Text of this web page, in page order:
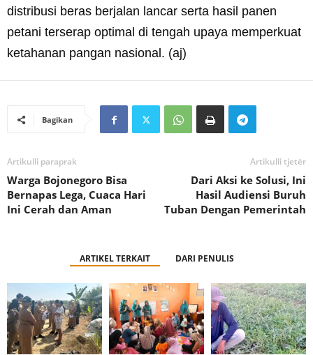
distribusi beras berjalan lancar serta hasil panen
petani terserap optimal di tengah upaya memperkuat
ketahanan pangan nasional. (aj)
Bagikan
Artikulli paraprak
Warga Bojonegoro Bisa
Bernapas Lega, Cuaca Hari
Ini Cerah dan Aman
Artikulli tjetër
Dari Aksi ke Solusi, Ini
Hasil Audiensi Buruh
Tuban Dengan Pemerintah
ARTIKEL TERKAIT DARI PENULIS